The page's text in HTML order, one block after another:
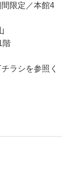
間限定／本館4
階
ラシを参照く